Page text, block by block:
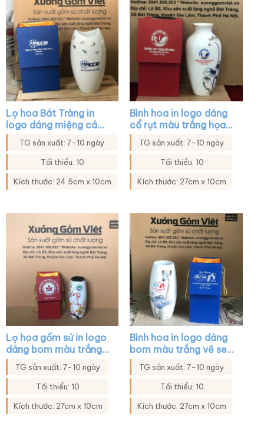
Lọ hoa Bát Tràng in
logo dáng miệng cá
khoét màu trắng XG-
LH42TG sản xuất: 7-10 ngày
Tối thiểu: 10
Kích thước: 24.5cm x 10cm
Bình hoa in logo dáng
cổ rụt màu trắng họa
tiết sen xanh viền kim
XG-LH23
TG sản xuất: 7-10 ngày
Tối thiểu: 10
Kích thước: 27cm x 10cm
Lọ hoa gốm sứ in logo
dáng bom màu trắng
họa tiết mai đào XG-
LH39
TG sản xuất: 7-10 ngày
Tối thiểu: 10
Kích thước: 27cm x 10cm
Bình hoa in logo dáng
bom màu trắng vẽ sen
xanh viền kim XG-
LH38
TG sản xuất: 7-10 ngày
Tối thiểu: 10
Kích thước: 27cm x 10cm